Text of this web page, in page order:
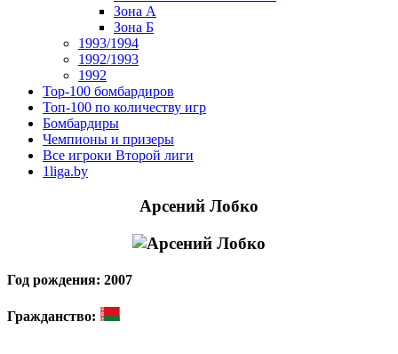
Зона А
Зона Б
1993/1994
1992/1993
1992
Top-100 бомбардиров
Топ-100 по количеству игр
Бомбардиры
Чемпионы и призеры
Все игроки Второй лиги
1liga.by
Арсений Лобко
Год рождения: 2007
Гражданство: